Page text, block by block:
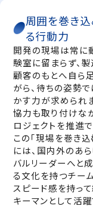
周囲を巻き込
る行動力
開発の現場は常に
験室に留まらず、
顧客のもとへ自ら
がら、待ちの姿勢
かす力が求められ
協力も取り付けな
ロジェクトを推進
この「現場を巻き
には、国内外のあ
バルリーダーへと
る文化を持つチー
スピード感を持っ
キーマンとして活躍